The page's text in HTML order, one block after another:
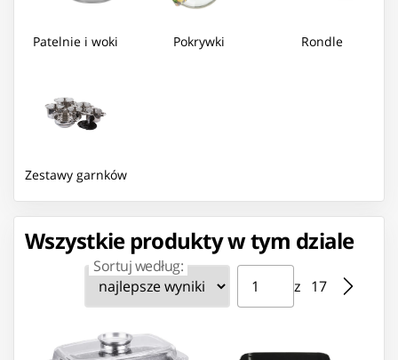
Patelnie i woki Pokrywki Rondle
Zestawy garnków
Wszystkie produkty w tym dziale
Sortuj według: Strona ⁨1⁩ z ⁨17⁩
z ⁨17⁩
Przejdź do strony